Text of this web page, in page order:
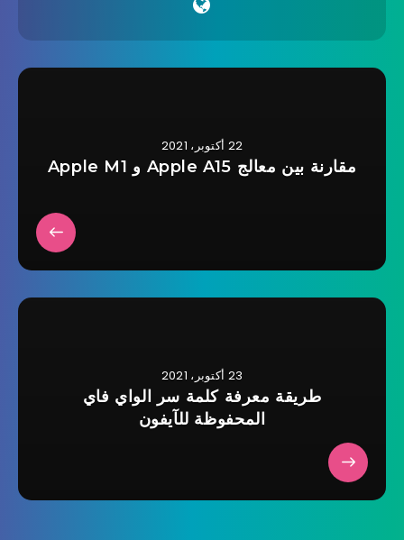
22 أكتوبر، 2021
مقارنة بين معالج Apple A15 و Apple M1
23 أكتوبر، 2021
طريقة معرفة كلمة سر الواي فاي
المحفوظة للآيفون